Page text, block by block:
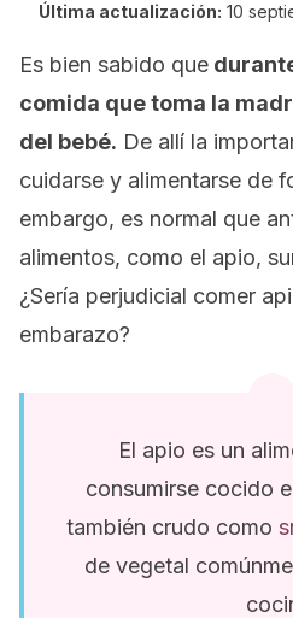
Última actualización: 10
Es bien sabido que
comida que toma la
del bebé. De allí la
cuidarse y alimentarse de
embargo, es normal que
alimentos, como el apio,
¿Sería perjudicial comer
embarazo?
El apio es un
consumirse cocido
también crudo como
de vegetal